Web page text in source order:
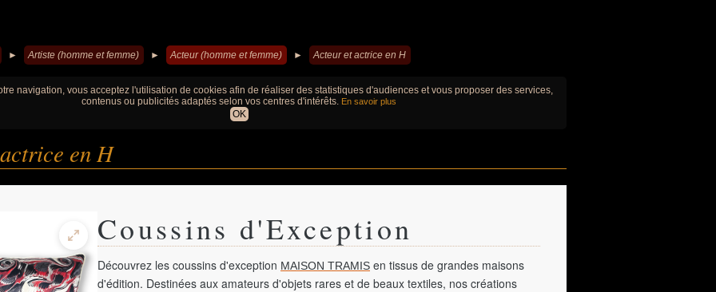
► Artiste (homme et femme) ► Acteur (homme et femme) ► Acteur et actrice en H
navigation, vous acceptez l'utilisation de cookies afin de réaliser des statistiques d'audiences et vous proposer des services,
contenus ou publicités adaptés selon vos centres d'intérêts. En savoir plus
OK
en H
Coussins d'Exception
Découvrez les coussins d'exception MAISON TRAMIS en tissus de grandes maisons
d'édition. Destinées aux amateurs d'objets rares et de beaux textiles, nos créations